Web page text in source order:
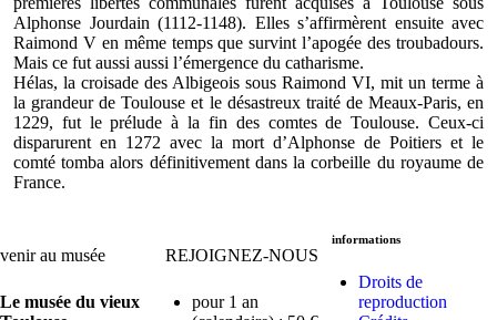
Alphonse Jourdain (1112-1148). Elles s’affirmèrent ensuite avec
Raimond V en même temps que survint l’apogée des troubadours.
Mais ce fut aussi aussi l’émergence du catharisme.
Hélas, la croisade des Albigeois sous Raimond VI, mit un terme à
la grandeur de Toulouse et le désastreux traité de Meaux-Paris, en
1229, fut le prélude à la fin des comtes de Toulouse. Ceux-ci
disparurent en 1272 avec la mort d’Alphonse de Poitiers et le
comté tomba alors définitivement dans la corbeille du royaume de
France.
venir au musée
Le musée du vieux
REJOIGNEZ-NOUS
pour 1 an
informations
Droits de
reproduction